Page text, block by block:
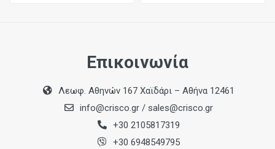
Επικοινωνία
Λεωφ. Αθηνών 167 Χαϊδάρι – Αθήνα 12461
info@crisco.gr / sales@crisco.gr
+30 2105817319
+30 6948549795